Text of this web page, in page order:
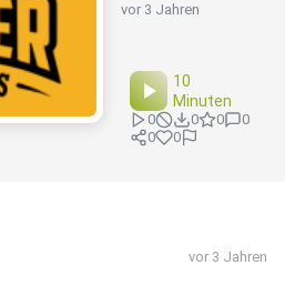
vor 3 Jahren
10
Minuten
0 0 0
0
0
0
vor 3 Jahren